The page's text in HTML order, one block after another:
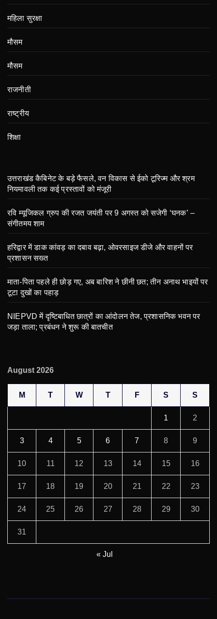
महिला सुरक्षा
मौसम
मौसम
राजनीती
राष्ट्रीय
शिक्षा
उत्तराखंड कैबिनेट के बड़े फैसले, वन विकास से ईको टूरिज्म और श्रम
नियमावली तक कई प्रस्तावों को मंजूरी
रवि म्यूजिकल ग्रुप की रजत जयंती पर 9 अगस्त को सजेगी ‘घनक’ –
संगीतमय शाम
हरिद्वार में डाक कांवड़ का दबाव बढ़ा, ओवरसाइज डीजे और वाहनों पर
प्रशासन सख्त
माता-पिता पहले ही छोड़ गए, अब बारिश ने छीनी छत; तीन अनाथ भाइयों पर
टूटा दुखों का पहाड़
NIEPVD में दृष्टिबाधित छात्रों का आंदोलन तेज, प्रशासनिक भवन पर
जड़ा ताला; प्रबंधन ने शुरू की बातचीत
August 2026
M T W T F S S
1 2
3 4 5 6 7 8 9
10 11 12 13 14 15 16
17 18 19 20 21 22 23
24 25 26 27 28 29 30
31
« Jul